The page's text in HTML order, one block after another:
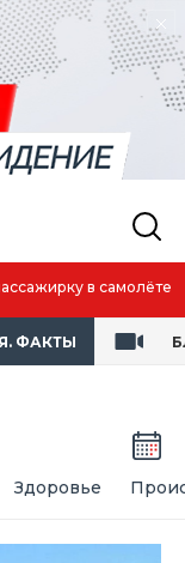
России по лёгкой
ФАКТЫ
Здоровье